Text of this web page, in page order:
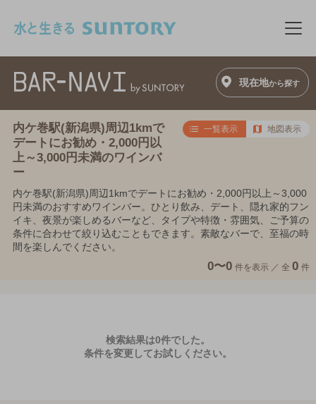
メ
現在地から探す
内ケ巻駅(新潟県)周辺1kmで
デートにお勧め・2,000円以
上～3,000円未満のワインバ
ー
一覧表示 地図表示
内ケ巻駅(新潟県)周辺1kmでデートにお勧め・2,000円以上～3,000
円未満のおすすめワインバー。ひとり飲み、デート、隠れ家的フン
イキ、夜景が楽しめるバーなど、タイプや特徴・雰囲気、ご予算の
条件に合わせて絞り込むこともできます。素敵なバーで、至福の時
間を楽しんでください。
0〜0 件を表示 ／ 全 0 件
検索結果は0件でした。
条件を変更してお試しください。